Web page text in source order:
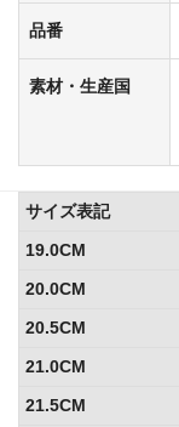
品番
素材・生産国
サイズ表記
19.0CM
20.0CM
20.5CM
21.0CM
21.5CM